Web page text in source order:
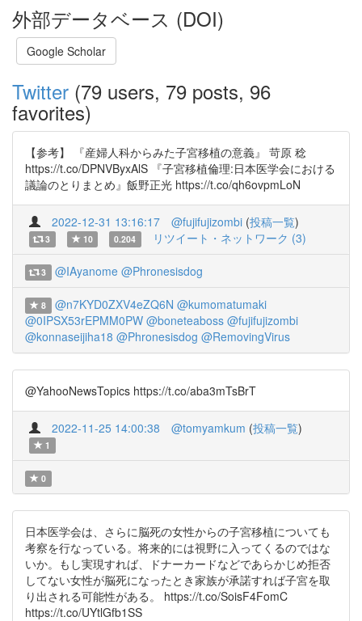
外部データベース (DOI)
Google Scholar
Twitter (79 users, 79 posts, 96
favorites)
【参考】 『産婦人科からみた子宮移植の意義』 苛原 稔
https://t.co/DPNVByxAlS 『子宮移植倫理:日本医学会における
議論のとりまとめ』飯野正光 https://t.co/qh6ovpmLoN
2022-12-31 13:16:17 @fujifujizombi (投稿一覧)
3 10 0.204 リツイート・ネットワーク (3)
3 @IAyanome @Phronesisdog
8 @n7KYD0ZXV4eZQ6N @kumomatumaki
@0IPSX53rEPMM0PW @boneteaboss @fujifujizombi
@konnaseijiha18 @Phronesisdog @RemovingVirus
@YahooNewsTopics https://t.co/aba3mTsBrT
2022-11-25 14:00:38 @tomyamkum (投稿一覧)
1
0
日本医学会は、さらに脳死の女性からの子宮移植についても
考察を行なっている。将来的には視野に入ってくるのではな
いか。もし実現すれば、ドナーカードなどであらかじめ拒否
してない女性が脳死になったとき家族が承諾すれば子宮を取
り出される可能性がある。 https://t.co/SoisF4FomC
https://t.co/UYtlGfb1SS